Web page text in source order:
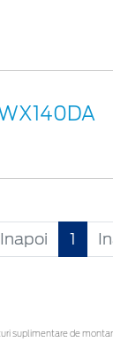
Inapoi 1
suplimentare de